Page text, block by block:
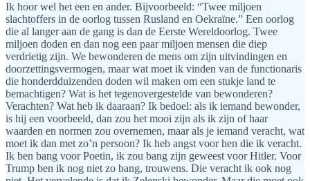
Ik hoor wel het een en ander. Bijvoorbeeld: “Twee miljoen
slachtoffers in de oorlog tussen Rusland en Oekraïne.” Een oorlog
die al langer aan de gang is dan de Eerste Wereldoorlog. Twee
miljoen doden en dan nog een paar miljoen mensen die diep
verdrietig zijn. We bewonderen de mens om zijn uitvindingen en
doorzettingsvermogen, maar wat moet ik vinden van de functionaris
die honderdduizenden doden wil maken om een stukje land te
bemachtigen? Wat is het tegenovergestelde van bewonderen?
Verachten? Wat heb ik daaraan? Ik bedoel: als ik iemand bewonder,
is hij een voorbeeld, dan zou het mooi zijn als ik zijn of haar
waarden en normen zou overnemen, maar als je iemand veracht, wat
moet ik dan met zo’n persoon? Ik heb angst voor hen die ik veracht.
Ik ben bang voor Poetin, ik zou bang zijn geweest voor Hitler. Voor
Trump ben ik nog niet zo bang, trouwens. Die veracht ik ook nog